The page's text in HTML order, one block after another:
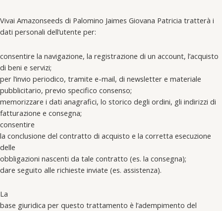
Vivai Amazonseeds di Palomino Jaimes Giovana Patricia tratterà i
dati personali dell’utente per:
consentire la navigazione, la registrazione di un account, l’acquisto
di beni e servizi;
per l’invio periodico, tramite e-mail, di newsletter e materiale
pubblicitario, previo specifico consenso;
memorizzare i dati anagrafici, lo storico degli ordini, gli indirizzi di
fatturazione e consegna;
consentire
la conclusione del contratto di acquisto e la corretta esecuzione
delle
obbligazioni nascenti da tale contratto (es. la consegna);
dare seguito alle richieste inviate (es. assistenza).
La
base giuridica per questo trattamento è l’adempimento del